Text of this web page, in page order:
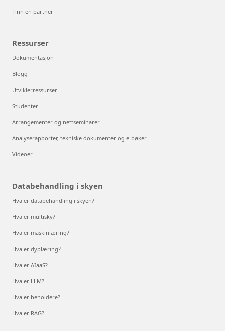
Finn en partner
Ressurser
Dokumentasjon
Blogg
Utviklerressurser
Studenter
Arrangementer og nettseminarer
Analyserapporter, tekniske dokumenter og e-bøker
Videoer
Databehandling i skyen
Hva er databehandling i skyen?
Hva er multisky?
Hva er maskinlæring?
Hva er dyplæring?
Hva er AIaaS?
Hva er LLM?
Hva er beholdere?
Hva er RAG?